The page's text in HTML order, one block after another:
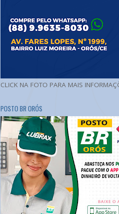
CLICK NA FOTO PARA MAIS
POSTO BR ORÓS